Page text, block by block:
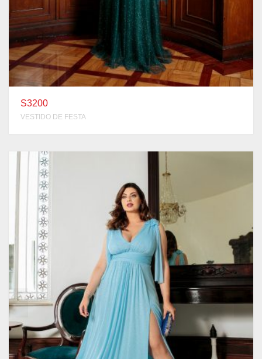
S3200
VESTIDO DE FESTA